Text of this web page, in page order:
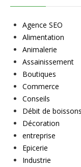
Agence SEO
Alimentation
Animalerie
Assainissement
Boutiques
Commerce
Conseils
Débit de boissons
Décoration
entreprise
Epicerie
Industrie